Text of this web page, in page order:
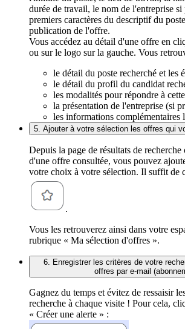
durée de travail, le nom de l'entreprise si
premiers caractères du descriptif du
publication de l'offre.
Vous accédez au détail d'une offre en
ou sur le logo sur la gauche. Vous
le détail du poste recherché et les
le détail du profil du candidat
les modalités pour répondre à
la présentation de l'entreprise (si
les informations complémentaires
5. Ajouter à votre sélection les offres qui
Depuis la page de résultats de
d'une offre consultée, vous pouvez
votre choix à votre sélection. Il suffit de
.
Vous les retrouverez ainsi dans votre
rubrique « Ma sélection d'offres ».
6. Enregistrer les critères de votre
offres par e-mail
Gagnez du temps et évitez de ressaisir
recherche à chaque visite ! Pour cela,
« Créer une alerte » :